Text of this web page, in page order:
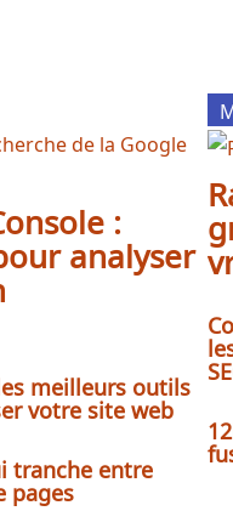
:
analyser
meilleurs outils
votre site web
tranche entre
pages